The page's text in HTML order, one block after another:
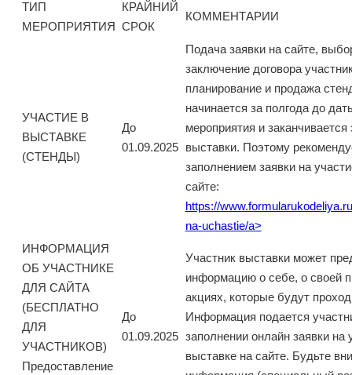
ТИП
МЕРОПРИЯТИЯ
КРАЙНИЙ
СРОК
КОММЕНТАРИИ
УЧАСТИЕ В
ВЫСТАВКЕ
(СТЕНДЫ)
До
01.09.2025
Подача заявки на сайте,
заключение договора
планирование и продажа
начинается за полгода до
мероприятия и
выставки. Поэтому
заполнением заявки на
сайте:
https://
na-uchastie/a>
ИНФОРМАЦИЯ
ОБ УЧАСТНИКЕ
ДЛЯ САЙТА
(БЕСПЛАТНО
ДЛЯ
УЧАСТНИКОВ)
Предоставление
До
01.09.2025
Участник выставки может
информацию о себе, о своей
акциях, которые будут
Информация подается
заполнении онлайн заявки на
выставке на сайте. Будьте